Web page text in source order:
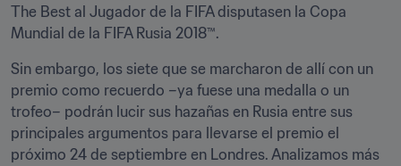
The Best al Jugador de la FIFA disputasen la Copa
Mundial de la FIFA Rusia 2018™.
Sin embargo, los siete que se marcharon de allí con un
premio como recuerdo –ya fuese una medalla o un
trofeo– podrán lucir sus hazañas en Rusia entre sus
principales argumentos para llevarse el premio el
próximo 24 de septiembre en Londres. Analizamos más